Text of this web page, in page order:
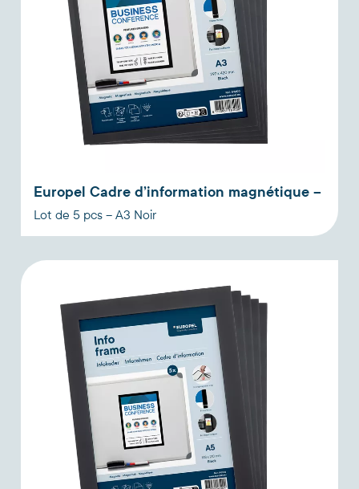
Europel Cadre d’information magnétique –
Lot de 5 pcs – A3 Noir